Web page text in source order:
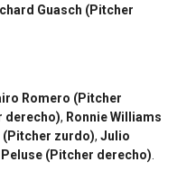
Guasch (Pitcher
Romero (Pitcher
derecho), Ronnie Williams
(Pitcher zurdo), Julio
(Pitcher derecho)